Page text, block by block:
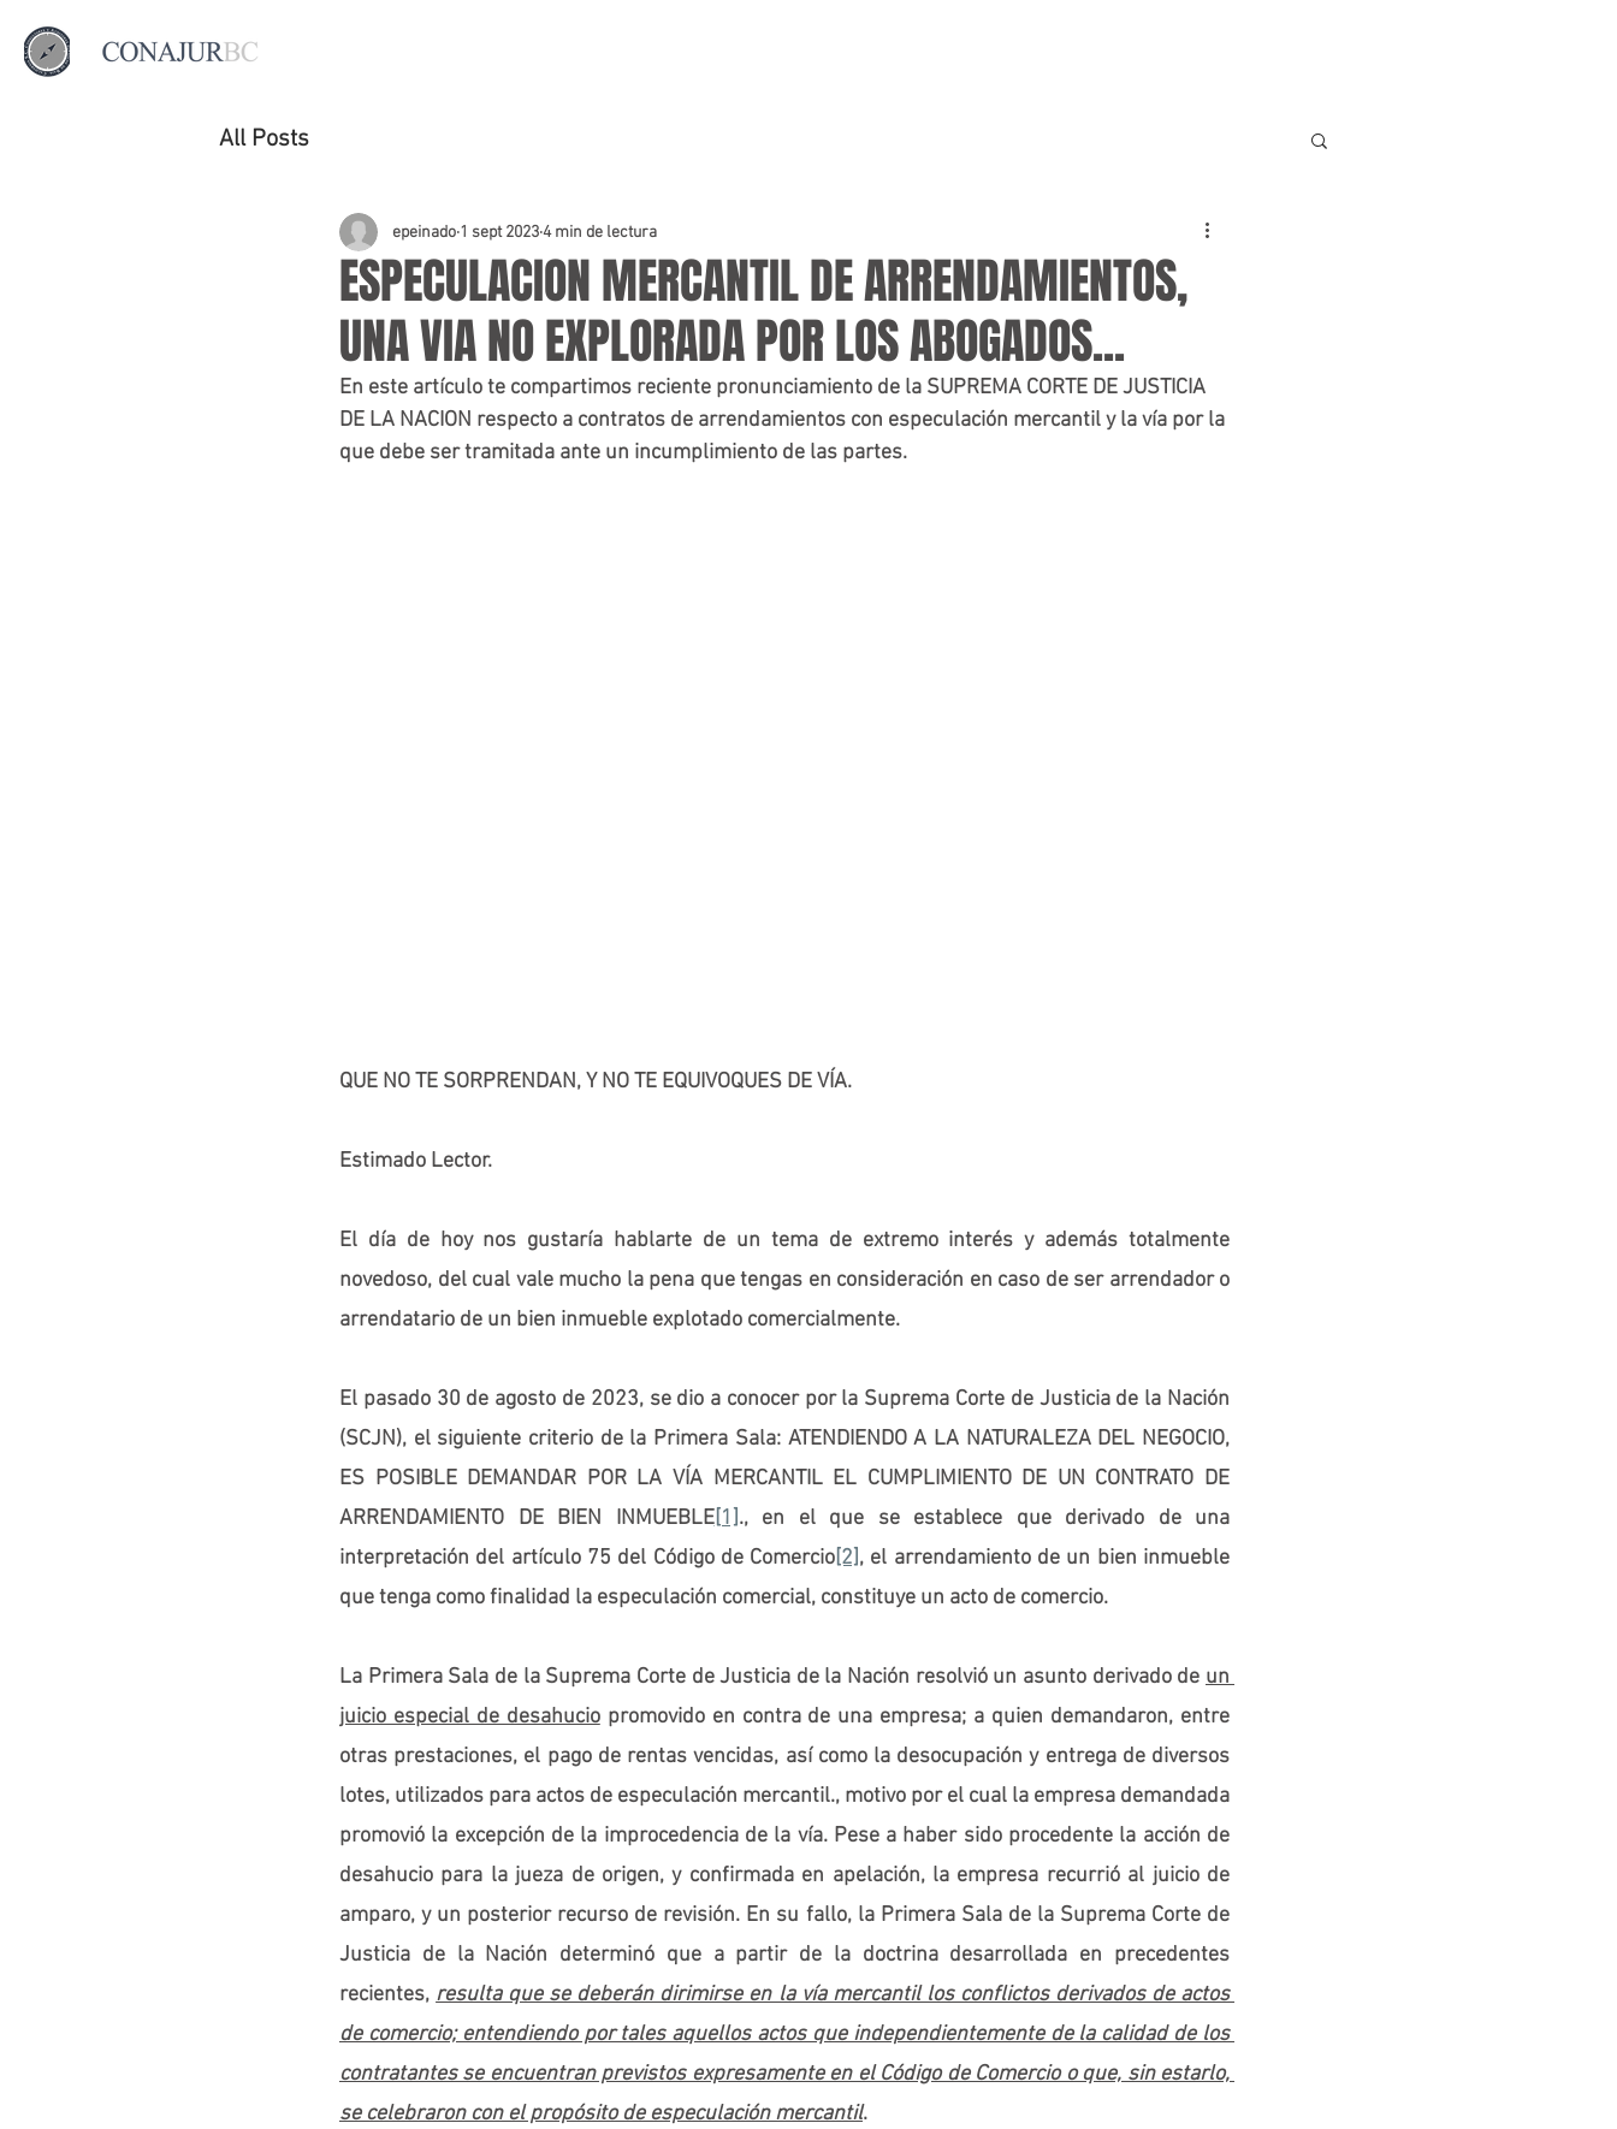
All Posts
ESPECULACION MERCANTIL DE ARRENDAMIENTOS,
UNA VIA NO EXPLORADA POR LOS ABOGADOS...
epeinado 1 sept 20234 min de lectura
En este artículo te compartimos reciente pronunciamiento de la SUPREMA CORTE DE JUSTICIA
DE LA NACION respecto a contratos de arrendamientos con especulación mercantil y la vía por la
que debe ser tramitada ante un incumplimiento de las partes.
QUE NO TE SORPRENDAN, Y NO TE EQUIVOQUES DE VÍA.
Estimado Lector.
El día de hoy nos gustaría hablarte de un tema de extremo interés y además totalmente
novedoso, del cual vale mucho la pena que tengas en consideración en caso de ser arrendador o
arrendatario de un bien inmueble explotado comercialmente.
El pasado 30 de agosto de 2023, se dio a conocer por la Suprema Corte de Justicia de la Nación
(SCJN), el siguiente criterio de la Primera Sala: ATENDIENDO A LA NATURALEZA DEL NEGOCIO,
ES POSIBLE DEMANDAR POR LA VÍA MERCANTIL EL CUMPLIMIENTO DE UN CONTRATO DE
ARRENDAMIENTO DE BIEN INMUEBLE[1]., en el que se establece que derivado de una
interpretación del artículo 75 del Código de Comercio[2], el arrendamiento de un bien inmueble
que tenga como finalidad la especulación comercial, constituye un acto de comercio.
La Primera Sala de la Suprema Corte de Justicia de la Nación resolvió un asunto derivado de un
juicio especial de desahucio promovido en contra de una empresa; a quien demandaron, entre
otras prestaciones, el pago de rentas vencidas, así como la desocupación y entrega de diversos
lotes, utilizados para actos de especulación mercantil., motivo por el cual la empresa demandada
promovió la excepción de la improcedencia de la vía. Pese a haber sido procedente la acción de
desahucio para la jueza de origen, y confirmada en apelación, la empresa recurrió al juicio de
amparo, y un posterior recurso de revisión. En su fallo, la Primera Sala de la Suprema Corte de
Justicia de la Nación determinó que a partir de la doctrina desarrollada en precedentes
recientes, resulta que se deberán dirimirse en la vía mercantil los conflictos derivados de actos
de comercio; entendiendo por tales aquellos actos que independientemente de la calidad de los
contratantes se encuentran previstos expresamente en el Código de Comercio o que, sin estarlo,
se celebraron con el propósito de especulación mercantil.